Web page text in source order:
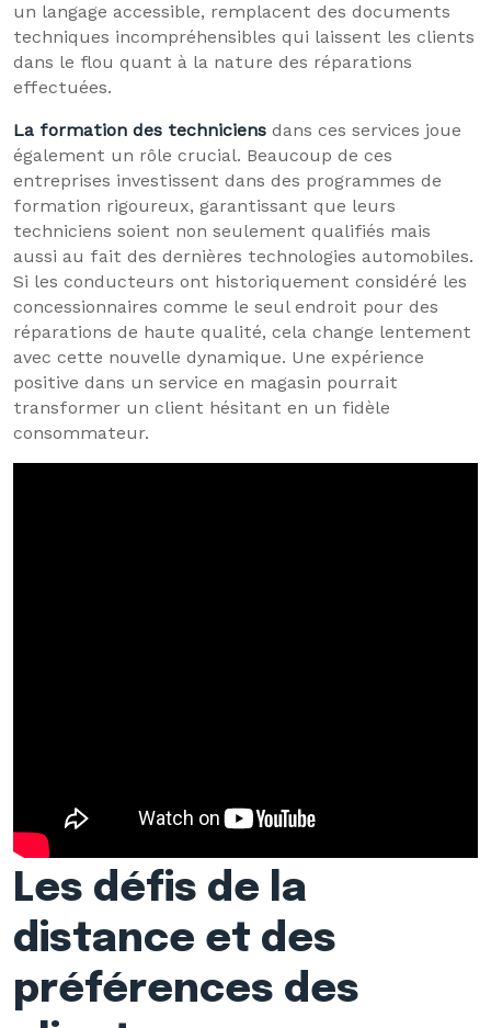
un langage accessible, remplacent des documents
techniques incompréhensibles qui laissent les clients
dans le flou quant à la nature des réparations
effectuées.
La formation des techniciens dans ces services joue
également un rôle crucial. Beaucoup de ces
entreprises investissent dans des programmes de
formation rigoureux, garantissant que leurs
techniciens soient non seulement qualifiés mais
aussi au fait des dernières technologies automobiles.
Si les conducteurs ont historiquement considéré les
concessionnaires comme le seul endroit pour des
réparations de haute qualité, cela change lentement
avec cette nouvelle dynamique. Une expérience
positive dans un service en magasin pourrait
transformer un client hésitant en un fidèle
consommateur.
Les défis de la
distance et des
préférences des